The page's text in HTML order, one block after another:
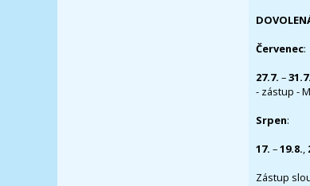
Červenec:
27.7. –
- zástup -
Srpen:
17. –19.8.,
Zástup